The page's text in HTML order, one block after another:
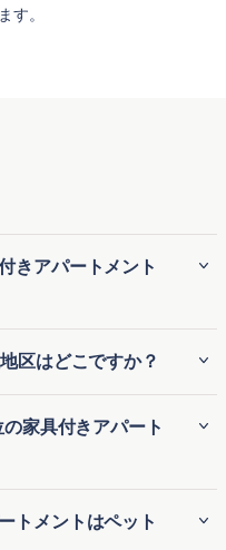
す。
きアパートメント
め、マドリード の長期
時的な住居にも最適で
、さまざまな滞在期間に
区はどこですか？
エレガントな建築物、そ
有名で、贅沢を求める
家具付きアパート
ビジネスやレジャーのた
トメントはペット